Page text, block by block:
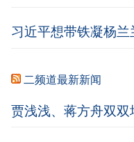
习近平想带铁凝杨兰
二频道最新新闻
贾浅浅、蒋方舟双